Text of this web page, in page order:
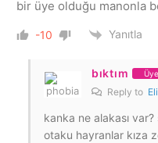
bir üye olduğu manonla
-10 Yanıtla
bıktım Üye
Reply to
kanka ne alakası
otaku hayranlar kıza